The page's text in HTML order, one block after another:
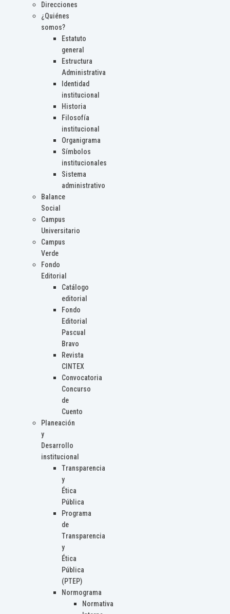
Direcciones
¿Quiénes
somos?
Estatuto
general
Estructura
Administrativa
Identidad
institucional
Historia
Filosofía
institucional
Organigrama
Símbolos
institucionales
Sistema
administrativo
Balance
Social
Campus
Universitario
Campus
Verde
Fondo
Editorial
Catálogo
editorial
Fondo
Editorial
Pascual
Bravo
Revista
CINTEX
Convocatoria
Concurso
de
Cuento
Planeación
y
Desarrollo
institucional
Transparencia
y
Ética
Pública
Programa
de
Transparencia
y
Ética
Pública
(PTEP)
Normograma
Normativa